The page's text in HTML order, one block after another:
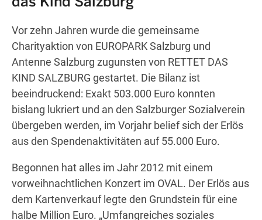
Wegbeschreibung erhalten
Vor zehn Jahren wurde die gemeinsame
Charityaktion von EUROPARK Salzburg und
Antenne Salzburg zugunsten von RETTET DAS
KIND SALZBURG gestartet. Die Bilanz ist
beeindruckend: Exakt 503.000 Euro konnten
bislang lukriert und an den Salzburger Sozialverein
übergeben werden, im Vorjahr belief sich der Erlös
aus den Spendenaktivitäten auf 55.000 Euro.
Begonnen hat alles im Jahr 2012 mit einem
vorweihnachtlichen Konzert im OVAL. Der Erlös aus
dem Kartenverkauf legte den Grundstein für eine
halbe Million Euro. „Umfangreiches soziales